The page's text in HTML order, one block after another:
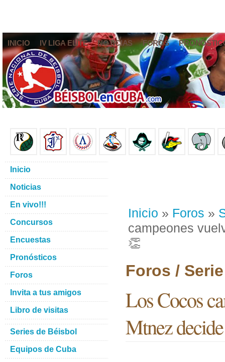
INICIO IV LIGA ELITE NOTICIAS FOROS
Inicio » Foros »
campeones
👏
Foros /
Los Cocos
Mtnez
Inicio
Noticias
En vivo!!!
Concursos
Encuestas
Pronósticos
Foros
Invita a tus amigos
Libro de visitas
Series de Béisbol
Equipos de Cuba